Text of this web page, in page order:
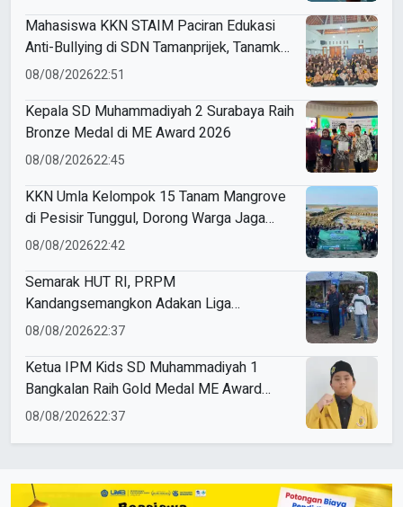
Mahasiswa KKN STAIM Paciran Edukasi
Anti-Bullying di SDN Tamanprijek, Tanamkan
Empati Sejak Dini
08/08/202622:51
Kepala SD Muhammadiyah 2 Surabaya Raih
Bronze Medal di ME Award 2026
08/08/202622:45
KKN Umla Kelompok 15 Tanam Mangrove
di Pesisir Tunggul, Dorong Warga Jaga
Lingkungan
08/08/202622:42
Semarak HUT RI, PRPM
Kandangsemangkon Adakan Liga
Kemerdekaan 2026
08/08/202622:37
Ketua IPM Kids SD Muhammadiyah 1
Bangkalan Raih Gold Medal ME Award
2026
08/08/202622:37